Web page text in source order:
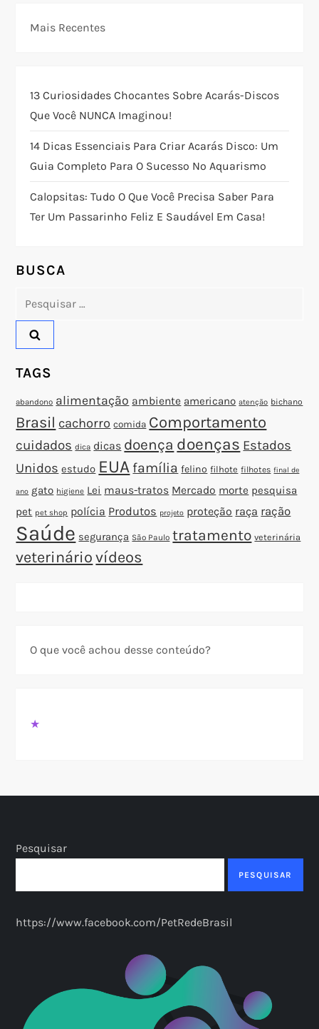
g
ç
ã
o
d
e
P
o
s
t
Mais Recentes
13 Curiosidades Chocantes Sobre Acarás-Discos
Que Você NUNCA Imaginou!
14 Dicas Essenciais Para Criar Acarás Disco: Um
Guia Completo Para O Sucesso No Aquarismo
Calopsitas: Tudo O Que Você Precisa Saber Para
Ter Um Passarinho Feliz E Saudável Em Casa!
BUSCA
Pesquisar
TAGS
abandono alimentação ambiente americano atenção bichano
Brasil cachorro comida Comportamento
cuidados dica dicas doença doenças Estados
Unidos estudo EUA família felino filhote filhotes final de
ano gato higiene Lei maus-tratos Mercado morte pesquisa
pet pet shop polícia Produtos projeto proteção raça ração
Saúde segurança São Paulo tratamento veterinária
veterinário vídeos
O que você achou desse conteúdo?
★
Pesquisar
PESQUISAR
https://www.facebook.com/PetRedeBrasil